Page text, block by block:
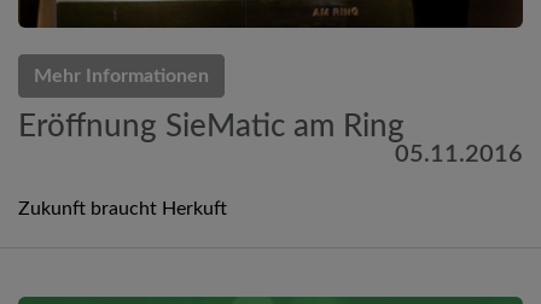
Mehr Informationen
Eröffnung SieMatic am Ring
05.11.2016
Zukunft braucht Herkuft